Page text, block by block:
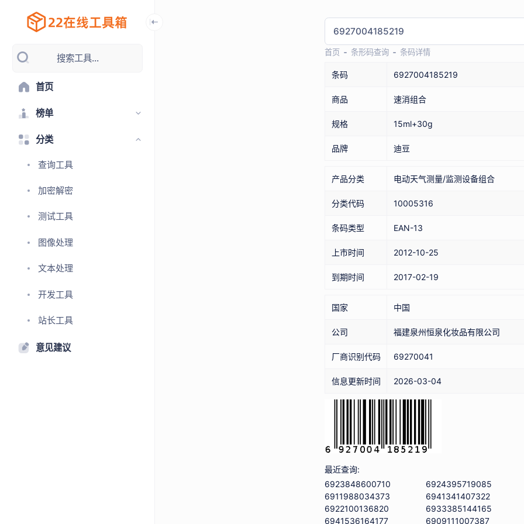
搜索工具...
首页
榜单
分类
查询工具
加密解密
测试工具
图像处理
文本处理
开发工具
站长工具
意见建议
首页 条形码查询 条码详情
条码 6927004185219
商品 速消组合
规格 15ml+30g
品牌 迪豆
产品分类 电动天气测量/监测设备组合
分类代码 10005316
条码类型 EAN-13
上市时间 2012-10-25
到期时间 2017-02-19
国家 中国
公司 福建泉州恒泉化妆品有限公司
厂商识别代码 69270041
信息更新时间 2026-03-04
最近查询:
6923848600710
6924395719085
6911988034373
6941341407322
6922100136820
6933385144165
6941536164177
6909111007387